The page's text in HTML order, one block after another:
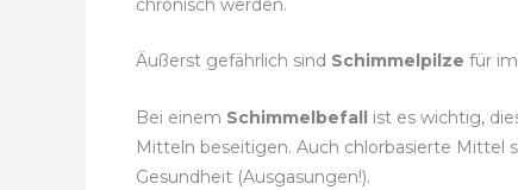
chronisch werden.
Äußerst gefährlich sind Schimmelpilze für
Bei einem Schimmelbefall ist es wichtig,
Mitteln beseitigen. Auch chlorbasierte Mittel
Gesundheit (Ausgasungen!).